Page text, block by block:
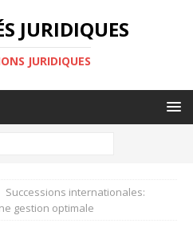
JURIDIQUES
JURIDIQUES
Successions internationales:
gestion optimale